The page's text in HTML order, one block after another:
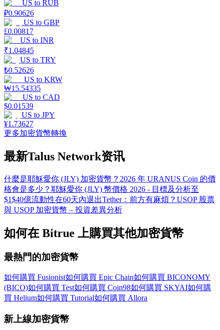
US to RUB
₽0.90626
US to GBP
£0.00817
US to INR
₹1.04845
US to TRY
₺0.52626
US to KRW
₩15.54335
US to CAD
$0.01539
US to JPY
¥1.73627
更多加密貨幣轉換
最新Talus Network资讯
什麼是耶穌愛你 (JLY) 加密貨幣？ 2026 年 URANUS Coin 的價
格會是多少？ 耶穌愛你 (JLY) 幣價格 2026 - 目標及分析至
$1$40億流動性在60天內退出Tether：前方有麻煩？ USOP 股票
與 USOP 加密貨幣 – 投資差異分析
如何在 Bitrue 上購買其他加密貨幣
最熱門的加密貨幣
如何購買 Fusionist如何購買 Epic Chain如何購買 BICONOMY
(BICO)如何購買 Test如何購買 Coin98如何購買 SKYAI如何購
買 Helium如何購買 Tutorial如何購買 Allora
新上線加密貨幣